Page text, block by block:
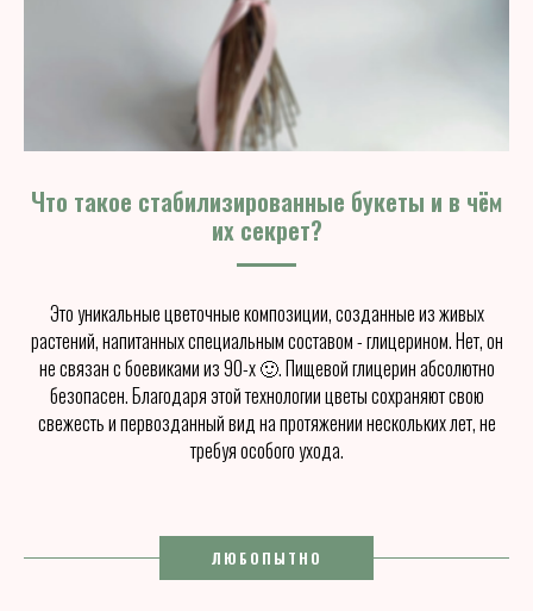
Что такое стабилизированные букеты и в чём
их секрет?
Это уникальные цветочные композиции, созданные из живых
растений, напитанных специальным составом - глицерином. Нет, он
не связан с боевиками из 90-х 🙂. Пищевой глицерин абсолютно
безопасен. Благодаря этой технологии цветы сохраняют свою
свежесть и первозданный вид на протяжении нескольких лет, не
требуя особого ухода.
ЛЮБОПЫТНО